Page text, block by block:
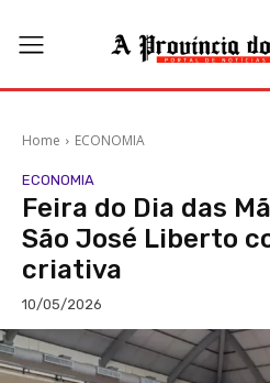
Home ECONOMIA
ECONOMIA
Feira do Dia das
São José Liberto
criativa
10/05/2026